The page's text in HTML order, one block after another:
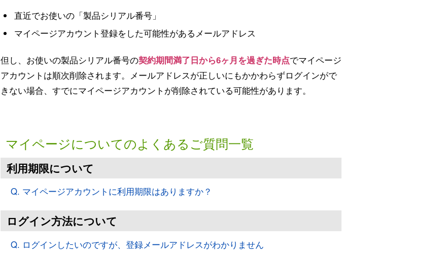
直近でお使いの「製品シリアル番号」
マイページアカウント登録をした可能性があるメールアドレス
但し、お使いの製品シリアル番号の契約期間満了日から6ヶ月を過ぎた時点でマイページ
アカウントは順次削除されます。メールアドレスが正しいにもかかわらずログインがで
きない場合、すでにマイページアカウントが削除されている可能性があります。
マイページについてのよくあるご質問一覧
利用期限について
Q. マイページアカウントに利用期限はありますか？
ログイン方法について
Q. ログインしたいのですが、登録メールアドレスがわかりません